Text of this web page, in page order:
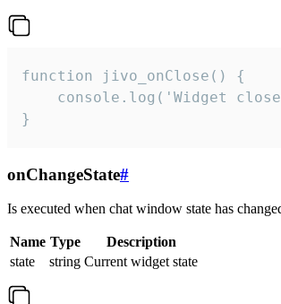
function jivo_onClose() {
console.log('Widget
}
onChangeState#
Is executed when chat window state has
Name Type
Description
state
string Current widget state